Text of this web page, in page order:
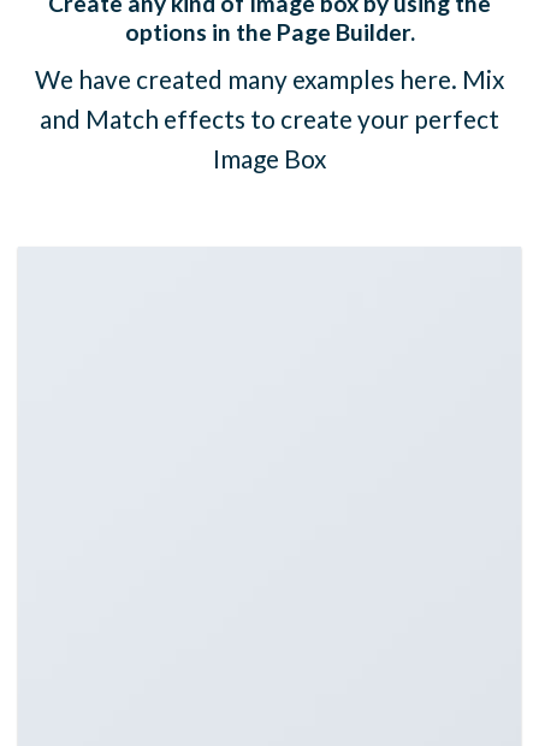
options in the Page Builder.
We have created many examples here. Mix
and Match effects to create your perfect
Image Box